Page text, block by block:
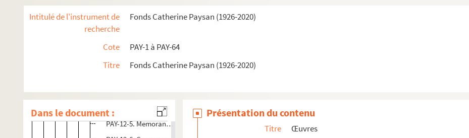
Intitulé de l'instrument de
recherche
Fonds Catherine Paysan (1926-2020)
Cote
PAY-1 à PAY-64
Titre
Fonds Catherine Paysan (1926-2020)
Dans le document :
PAY-11. Comme l'or d'un anneau
PAY-12. L'empire du taureau
PAY-12-3. Coupures de presse et articles isolés
PAY-12-4. Présentations d'éditeurs
PAY-12-5. Memoranda d'émissions radiophoniques ou télévisuelles
Présentation du contenu
Titre Œuvres